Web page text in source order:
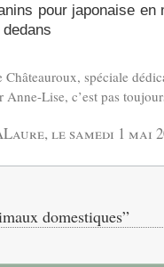
pour japonaise en
spéciale
Lise, c’est pas
lesamedi 1 mai
domestiques”